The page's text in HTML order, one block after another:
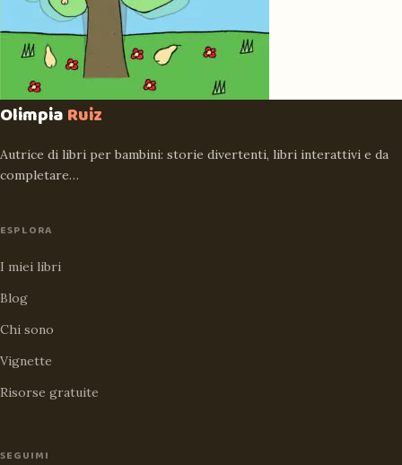
OlimpiaRuiz
Autrice di libri per bambini: storie divertenti, libri interattivi e da
completare…
ESPLORA
I miei libri
Blog
Chi sono
Vignette
Risorse gratuite
SEGUIMI